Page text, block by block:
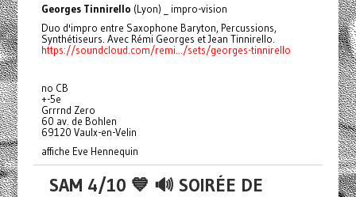
Georges Tinnirello (Lyon) _ impro-vision
Duo d'impro entre Saxophone Baryton, Percussions,
Synthétiseurs. Avec Rémi Georges et Jean Tinnirello.
https://soundcloud.com/remi.../sets/georges-tinnirello
no CB
+-5e
Grrrnd Zero
60 av. de Bohlen
69120 Vaulx-en-Velin
affiche Eve Hennequin
SAM 4/10 💙 🔊 SOIRÉE DE